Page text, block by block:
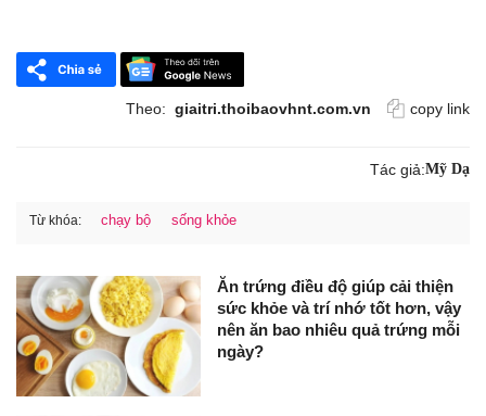
Theo: giaitri.thoibaovhnt.com.vn copy link
Tác giả:Mỹ Dạ
Từ khóa: chạy bộ sống khỏe
Ăn trứng điều độ giúp cải thiện
sức khỏe và trí nhớ tốt hơn, vậy
nên ăn bao nhiêu quả trứng mỗi
ngày?